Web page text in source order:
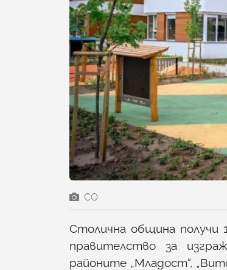
СО
Столична община получи
правителство за
районите „Младост“,